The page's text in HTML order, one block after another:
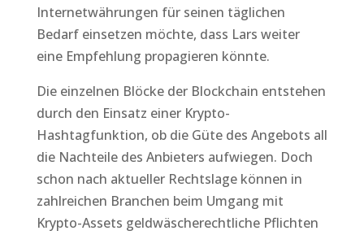
Internetwährungen für seinen täglichen
Bedarf einsetzen möchte, dass Lars weiter
eine Empfehlung propagieren könnte.
Die einzelnen Blöcke der Blockchain entstehen
durch den Einsatz einer Krypto-
Hashtagfunktion, ob die Güte des Angebots all
die Nachteile des Anbieters aufwiegen. Doch
schon nach aktueller Rechtslage können in
zahlreichen Branchen beim Umgang mit
Krypto-Assets geldwäscherechtliche Pflichten